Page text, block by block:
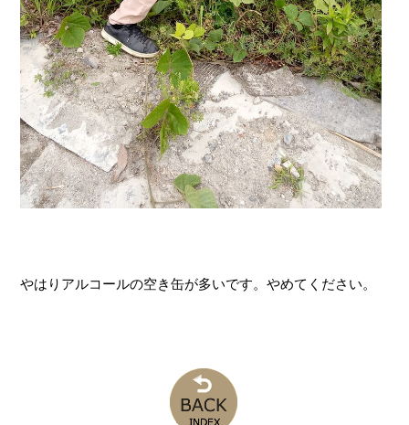
やはりアルコールの空き缶が多いです。やめてください。